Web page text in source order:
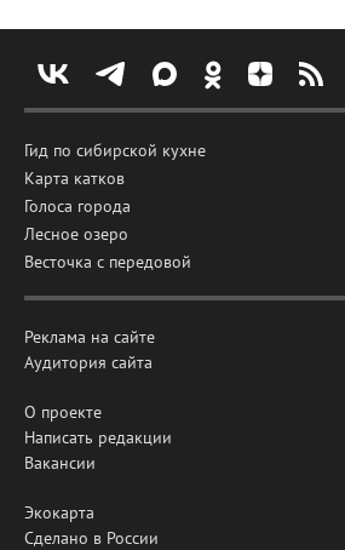
Гид по сибирской кухне
Карта катков
Голоса города
Лесное озеро
Весточка с передовой
Реклама на сайте
Аудитория сайта
О проекте
Написать редакции
Вакансии
Экокарта
Сделано в России